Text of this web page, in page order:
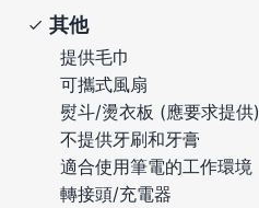
其他
提供毛巾
可攜式風扇
熨斗/燙衣板 (應要求提供)
不提供牙刷和牙膏
適合使用筆電的工作環境
轉接頭/充電器